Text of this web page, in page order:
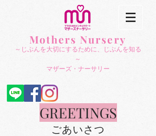
Mothers Nursery
～じぶんを大切にするために、じぶんを知る
～
​マザーズ・ナーサリー
​GREETINGS
ごあいさつ